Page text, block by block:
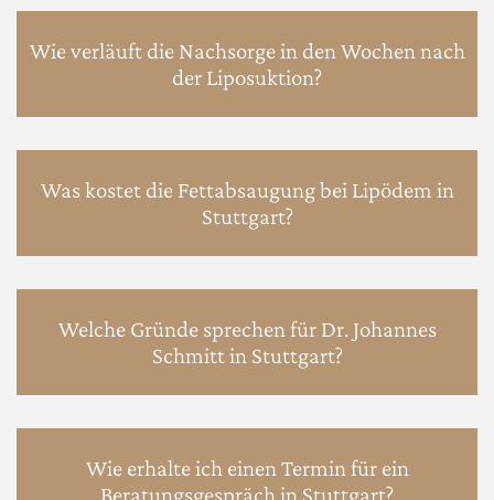
Wie verläuft die Nachsorge in den Wochen nach
der Liposuktion?
Was kostet die Fettabsaugung bei Lipödem in
Stuttgart?
Welche Gründe sprechen für Dr. Johannes
Schmitt in Stuttgart?
Wie erhalte ich einen Termin für ein
Beratungsgespräch in Stuttgart?